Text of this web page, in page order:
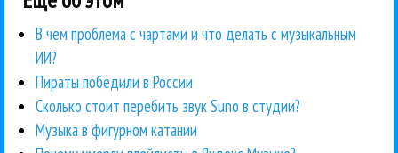
В чем проблема с чартами и что делать с музыкальным
ИИ?
Пираты победили в России
Сколько стоит перебить звук Suno в студии?
Музыка в фигурном катании